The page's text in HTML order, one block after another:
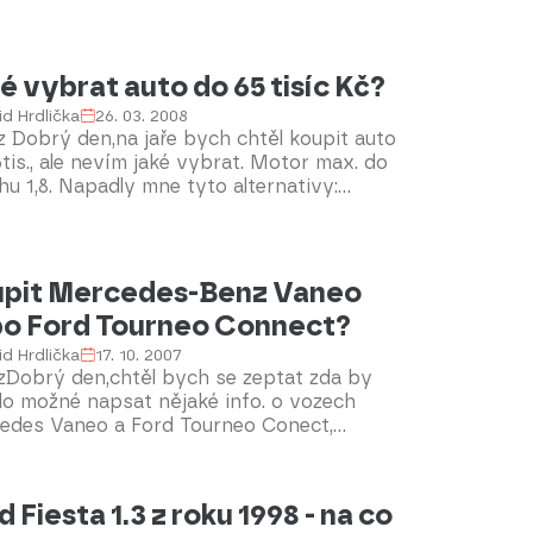
takže nástup do auta se odvíjí hlavně od
"projde" či nikoli. Nejlépe &nbsp;se
zatím do Škody řady 105, teď u
r.v. 1994 &nbsp;je to o něco horší, u
je to téměř nemožné.Je mi jasné, že s
dveřmi lze počítat hlavně &nbsp;u
vybrat auto do 65 tisíc Kč?
Hrdlička 26. 03. 2008
Dobrý den,na jaře bych chtěl koupit auto
ale nevím jaké vybrat. Motor max. do
1,8. Napadly mne tyto alternativy:
Mercedes-Benz Vaneo
Ford Tourneo Connect?
Hrdlička 17. 10. 2007
den,chtěl bych se zeptat zda by
možné napsat nějaké info. o vozech
Vaneo a Ford Tourneo Conect,
že by u nafty nebyl nějaký zásadní
1.3 z roku 1998 - na co